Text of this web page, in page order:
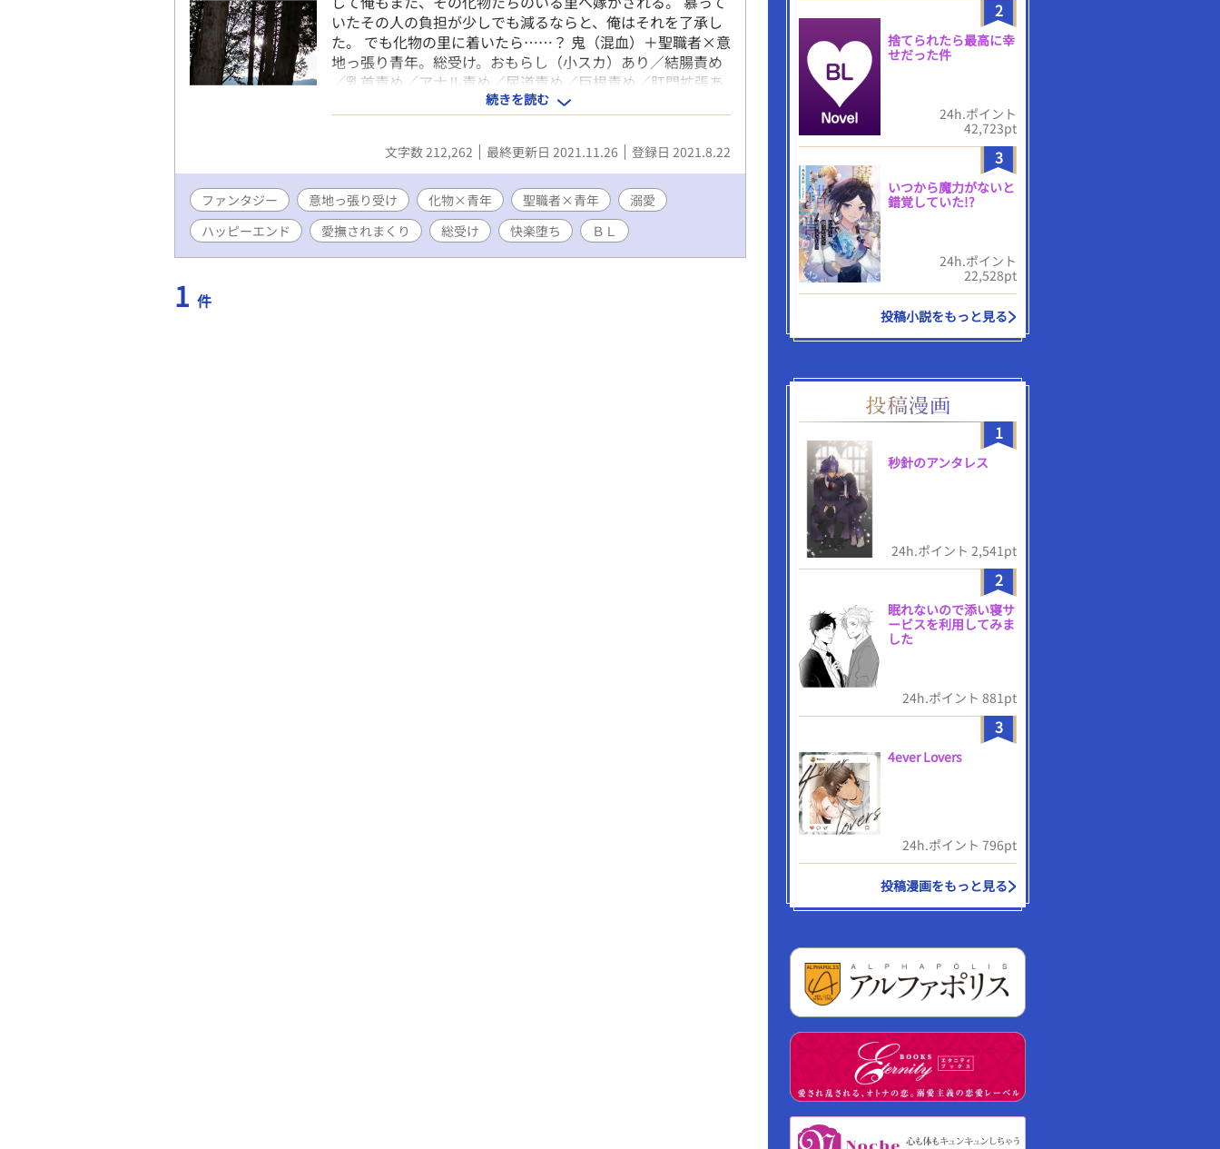
いたその人の負担が少しでも減るならと、俺はそれを了承し
た。 でも化物の里に着いたら……？ 鬼（混血）＋聖職者×意
地っ張り青年。総受け。おもらし（小スカ）あり／結腸責め
／乳首責め／アナル責め／尿道責め／巨根責め／肛門拡張あ
り／愛撫マシマシです。最後の方でお乳も出ちゃうかも？ 男
の性しか存在しない異世界「ナンシージエ」の物語です。
「化物の生贄花嫁」のスピンオフですが、単体でもお楽しみ
いただけるように書いていきます。 溺愛エロエロハッピーエ
でに童貞を失わないと「天使」になり、それは尻穴に男根を
受け入れて精を注がれないと死んでしまう。「天使」は尻穴
が丈夫でとても感じやすい。魔物がいくら乱暴に犯しても死
なないで感じまくるという魔物好みの生態。ただし少しでも
続きを読む
文字数 212,262 最終更新日 2021.11.26 登録日 2021.8.22
ファンタジー 意地っ張り受け 化物×青年 聖職者×青年
溺愛
ハッピーエンド
愛撫されまくり 総受け 快楽堕ち ＢＬ
1 件
2
捨てられたら最高に幸
せだった件
24h.ポイント
42,723pt
3
いつから魔力がないと
錯覚していた!?
24h.ポイント
22,528pt
投稿小説をもっと見る
1
秒針のアンタレス
24h.ポイント 2,541pt
2
眠れないので添い寝サ
ービスを利用してみま
した
24h.ポイント 881pt
3
4ever Lovers
24h.ポイント 796pt
投稿漫画をもっと見る